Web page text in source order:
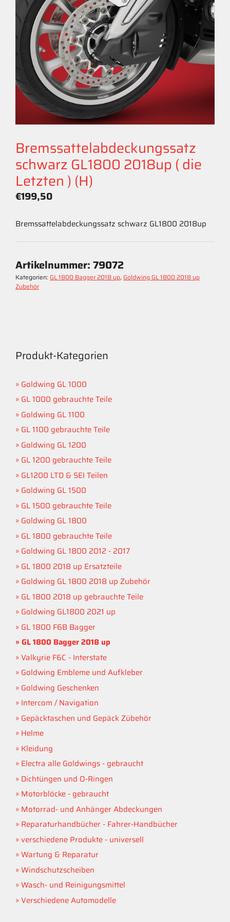
Bremssattelabdeckungssatz
schwarz GL1800 2018up ( die
Letzten ) (H)
€199,50
Bremssattelabdeckungssatz schwarz GL1800 2018up
Artikelnummer:79072
Kategorien: GL 1800 Bagger 2018 up, Goldwing GL 1800 2018 up
Zubehör
Produkt-Kategorien
Goldwing GL 1000
GL 1000 gebrauchte Teile
Goldwing GL 1100
GL 1100 gebrauchte Teile
Goldwing GL 1200
GL 1200 gebrauchte Teile
GL1200 LTD & SEI Teilen
Goldwing GL 1500
GL 1500 gebrauchte Teile
Goldwing GL 1800
GL 1800 gebrauchte Teile
Goldwing GL 1800 2012 - 2017
GL 1800 2018 up Ersatzteile
Goldwing GL 1800 2018 up Zubehör
GL 1800 2018 up gebrauchte Teile
Goldwing GL1800 2021 up
GL 1800 F6B Bagger
GL 1800 Bagger 2018 up
Valkyrie F6C - Interstate
Goldwing Embleme und Aufkleber
Goldwing Geschenken
Intercom / Navigation
Gepäcktaschen und Gepäck Zübehör
Helme
Kleidung
Electra alle Goldwings - gebraucht
Dichtüngen und O-Ringen
Motorblöcke - gebraucht
Motorrad- und Anhänger Abdeckungen
Reparaturhandbücher - Fahrer-Handbücher
verschiedene Produkte - universell
Wartung & Reparatur
Windschutzscheiben
Wasch- und Reinigungsmittel
Verschiedene Automodelle